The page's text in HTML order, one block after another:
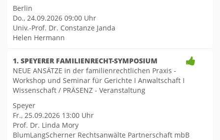
Berlin
Do., 24.09.2026 09:00 Uhr
Univ.-Prof. Dr. Constanze Janda
Helen Hermann
1. SPEYERER FAMILIENRECHT-SYMPOSIUM
NEUE ANSÄTZE in der familienrechtlichen Praxis -
Workshop und Seminar für Gerichte I Anwaltschaft I
Wissenschaft / PRÄSENZ - Veranstaltung
Speyer
Fr., 25.09.2026 13:00 Uhr
Prof. Dr. Linda Mory
BlumLangScherner Rechtsanwälte Partnerschaft mbB